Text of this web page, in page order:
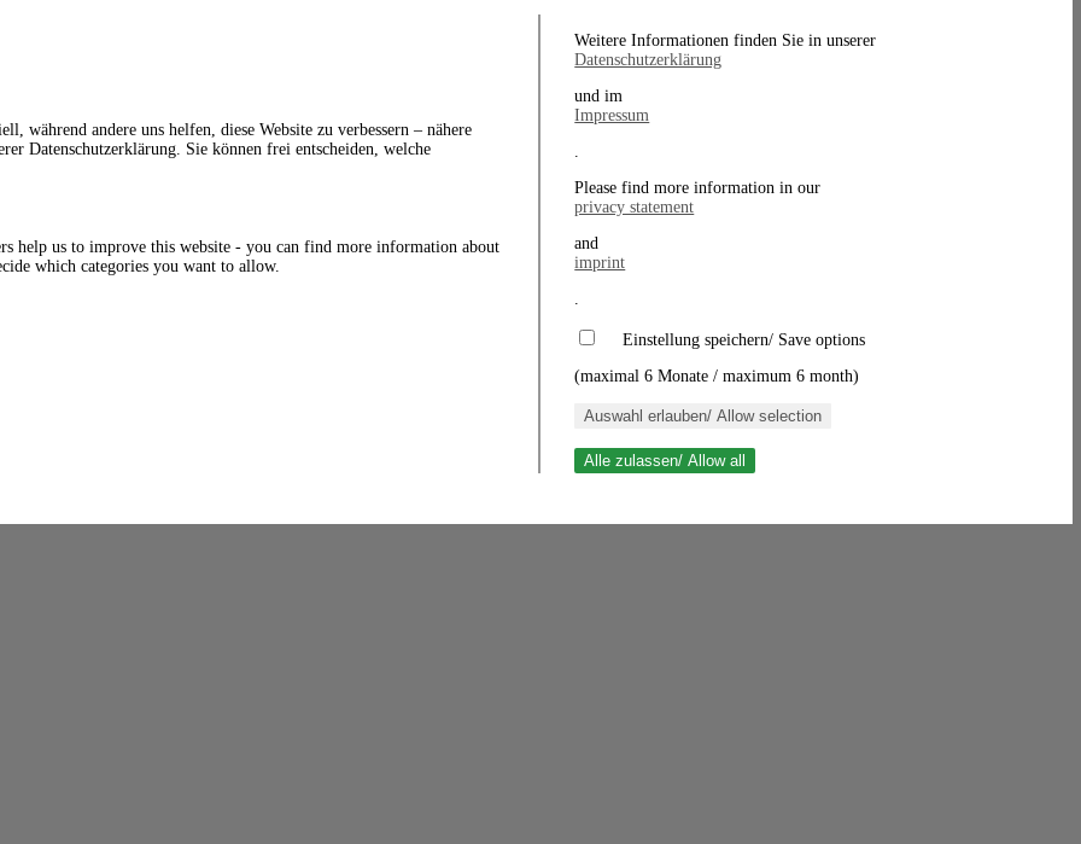
während andere uns helfen, diese Website zu verbessern – nähere
Datenschutzerklärung. Sie können frei entscheiden, welche
help us to improve this website - you can find more information about
which categories you want to allow.
Weitere Informationen finden Sie in unserer
Datenschutzerklärung
und im
Impressum
.
Please find more information in our
privacy statement
and
imprint
.
Einstellung speichern/ Save options
(maximal 6 Monate / maximum 6 month)
Auswahl erlauben/ Allow selection
Alle zulassen/ Allow all